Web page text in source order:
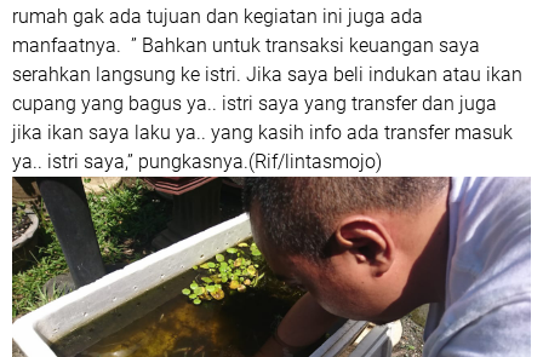
rumah gak ada tujuan dan kegiatan ini juga ada
manfaatnya. ” Bahkan untuk transaksi keuangan saya
serahkan langsung ke istri. Jika saya beli indukan atau ikan
cupang yang bagus ya.. istri saya yang transfer dan juga
jika ikan saya laku ya.. yang kasih info ada transfer masuk
ya.. istri saya,” pungkasnya.(Rif/lintasmojo)